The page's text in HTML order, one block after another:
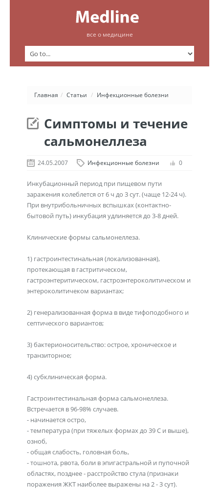
все о медицине
Главная / Статьи / Инфекционные болезни
Симптомы и течение
сальмонеллеза
24.05.2007 Инфекционные болезни 0
Инкубационный период при пищевом пути
заражения колеблется от 6 ч до 3 сут. (чаще 12-24 ч).
При внутрибольничных вспышках (контактно-
бытовой путь) инкубация удлиняется до 3-8 дней.
Клинические формы сальмонеллеза.
1) гастроинтестинальная (локализованная),
протекающая в гастритическом,
гастроэнтеритическом, гастроэнтероколитическом и
энтероколитичеком вариантах;
2) генерализованная форма в виде тифоподобного и
септического вариантов;
3) бактерионосительство: острое, хроническое и
транзиторное;
4) субклиническая форма.
Гастроинтестинальная форма сальмонеллеза.
Встречается в 96-98% случаев.
- начинается остро,
- температура (при тяжелых формах до 39 С и выше),
озноб,
- общая слабость, головная боль,
- тошнота, рвота, боли в эпигастральной и пупочной
областях, позднее - расстройство стула (признаки
поражения ЖКТ наиболее выражены на 2 - 3 сут).